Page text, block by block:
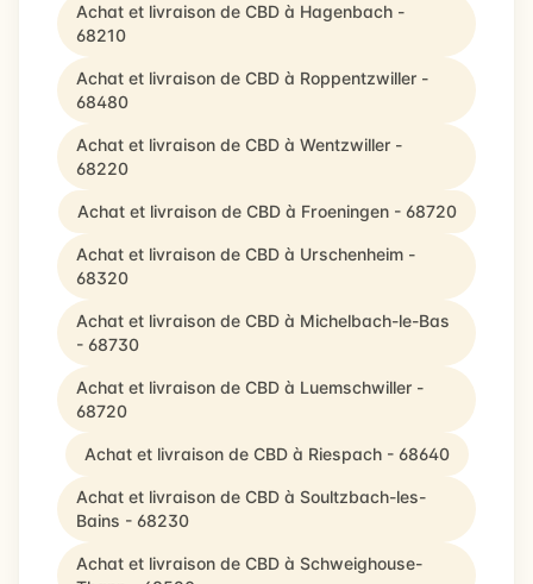
Achat et livraison de CBD à Hagenbach -
68210
Achat et livraison de CBD à Roppentzwiller -
68480
Achat et livraison de CBD à Wentzwiller -
68220
Achat et livraison de CBD à Froeningen - 68720
Achat et livraison de CBD à Urschenheim -
68320
Achat et livraison de CBD à Michelbach-le-Bas
- 68730
Achat et livraison de CBD à Luemschwiller -
68720
Achat et livraison de CBD à Riespach - 68640
Achat et livraison de CBD à Soultzbach-les-
Bains - 68230
Achat et livraison de CBD à Schweighouse-